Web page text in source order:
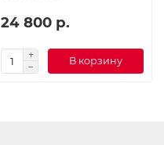
24 800 р.
В корзину